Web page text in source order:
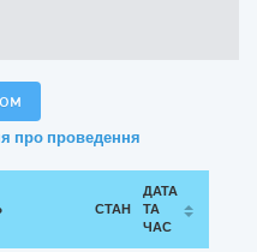
про проведення
СТАН
ДАТА
ТА
ЧАС